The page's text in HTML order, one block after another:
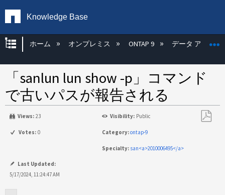
Knowledge Base
グローバル階層を展開/折りたたむ
ホーム オンプレミス ONTAP 9 データ アクセス
「sanlun lun show -p」コマンド
で古いパスが報告される
Views: 23 Visibility: Public
Votes: 0 Category:ontap-9
Specialty: san<a>2010006495</a>
Last Updated:
5/17/2024, 11:24:47 AM